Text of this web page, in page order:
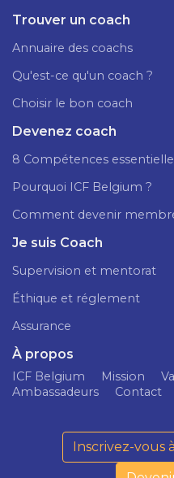
Trouver un coach
Annuaire des coachs
Qu'est-ce qu'un coach ?
Choisir le bon coach
Devenez coach
8 Compétences
Pourquoi ICF Belgium ?
Comment devenir
Je suis Coach
Supervision et mentorat
Éthique et réglement
Assurance
À propos
ICF Belgium Mission
Ambassadeurs
Contact
Inscrivez-